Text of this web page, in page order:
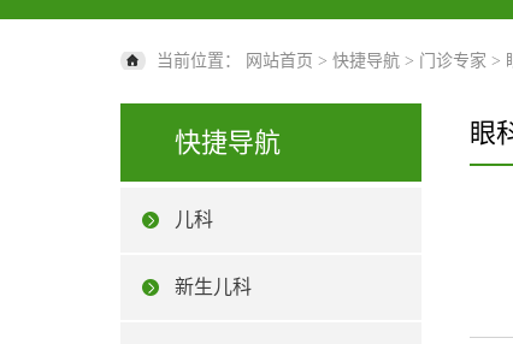
当前位置： 网站首页 > 快捷导航 > 门诊专家 >
快捷导航
儿科
新生儿科
眼